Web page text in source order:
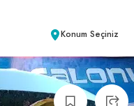
Konum Seçiniz